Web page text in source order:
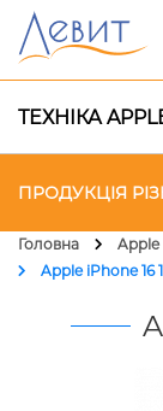
ТЕХНІКА
ПРОДУКЦІЯ
Чохли
Генератори і
Головна
Apple
Apple iPhone 16